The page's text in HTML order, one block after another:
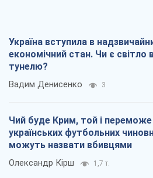
Україна вступила в
економічний стан. Чи є світло
тунелю?
Вадим Денисенко 3
Чий буде Крим, той і
українських футбольних
можуть назвати вбивцями
Олександр Кірш 1,7 т.